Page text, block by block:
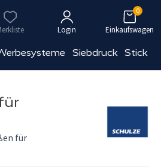
Login Einkaufswagen
0
Siebdruck Stick
für